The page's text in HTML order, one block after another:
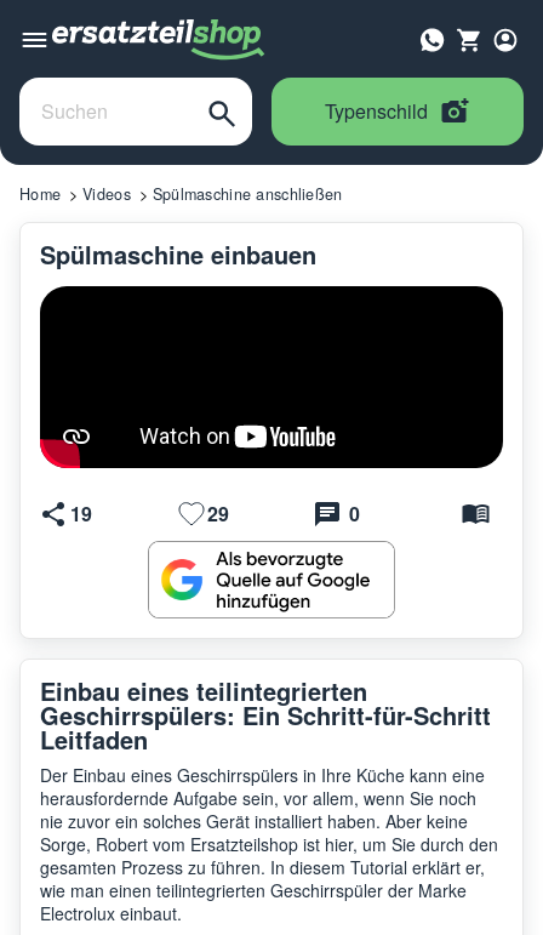
Typenschild
Home Videos Spülmaschine anschließen
Spülmaschine einbauen
19 29 0
Einbau eines teilintegrierten
Geschirrspülers: Ein Schritt-für-Schritt
Leitfaden
Der Einbau eines Geschirrspülers in Ihre Küche kann eine
herausfordernde Aufgabe sein, vor allem, wenn Sie noch
nie zuvor ein solches Gerät installiert haben. Aber keine
Sorge, Robert vom Ersatzteilshop ist hier, um Sie durch den
gesamten Prozess zu führen. In diesem Tutorial erklärt er,
wie man einen teilintegrierten Geschirrspüler der Marke
Electrolux einbaut.